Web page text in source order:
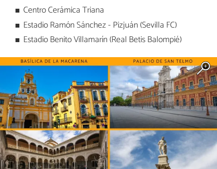
Centro Cerámica Triana
Estadio Ramón Sánchez - Pizjuán (Sevilla FC)
Estadio Benito Villamarín (Real Betis Balompié)